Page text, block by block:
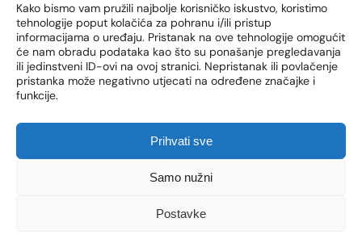
Kako bismo vam pružili najbolje korisničko iskustvo, koristimo
tehnologije poput kolačića za pohranu i/ili pristup
informacijama o uređaju. Pristanak na ove tehnologije omogućit
će nam obradu podataka kao što su ponašanje pregledavanja
ili jedinstveni ID-ovi na ovoj stranici. Nepristanak ili povlačenje
pristanka može negativno utjecati na određene značajke i
funkcije.
Prihvati sve
Samo nužni
Postavke
POLIKLINIKU LF MEDICAL?
sveukupnu dijagnostiku (polisomnografiju
prostorijama poliklinike LF Medical) te prilagođenu